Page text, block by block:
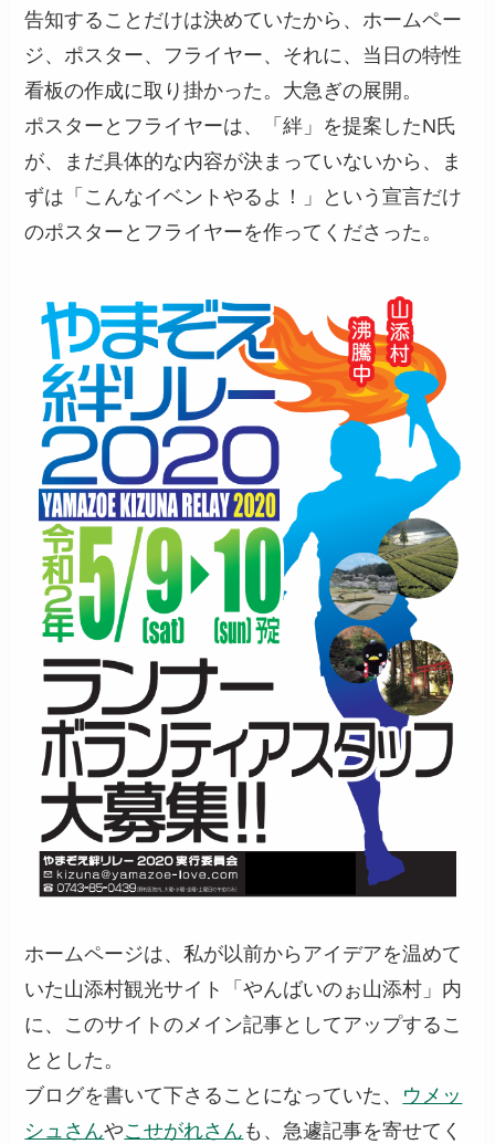
告知することだけは決めていたから、ホームペー
ジ、ポスター、フライヤー、それに、当日の特性
看板の作成に取り掛かった。大急ぎの展開。
ポスターとフライヤーは、「絆」を提案したN氏
が、まだ具体的な内容が決まっていないから、ま
ずは「こんなイベントやるよ！」という宣言だけ
のポスターとフライヤーを作ってくださった。
ホームページは、私が以前からアイデアを温めて
いた山添村観光サイト「やんばいのぉ山添村」内
に、このサイトのメイン記事としてアップするこ
ととした。
ブログを書いて下さることになっていた、 ウメッ
シュさんやこせがれさん も、急遽記事を寄せてく